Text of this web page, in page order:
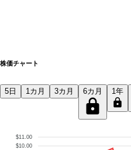
株価チャート
5日 1カ月 3カ月 6カ月 1年
$11.00
$10.00